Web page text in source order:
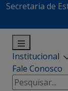
Secretaria de
Institucional
Fale Conosco
Pesquisar